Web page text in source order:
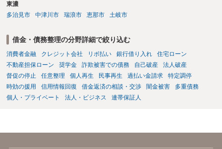
東濃
多治見市
中津川市 瑞浪市 恵那市 土岐市
借金・債務整理の分野詳細で絞り込む
消費者金融 クレジット会社 リボ払い 銀行借り入れ
住宅ローン
不動産担保ローン
奨学金 詐欺被害での債務 自己破産
法人破産
督促の停止
任意整理 個人再生 民事再生 過払い金請求
特定調停
時効の援用
信用情報回復 借金返済の相談・交渉 闇金被害
多重債務
個人・プライベート
法人・ビジネス 連帯保証人